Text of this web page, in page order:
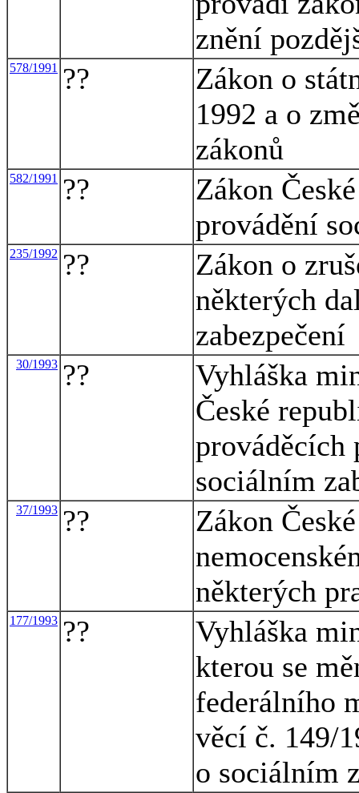
znění
578/1991 ??
Zákon o
1992 a o
zákonů
582/1991 ??
Zákon
provádění
235/1992 ??
Zákon o
některých
zabezpečení
30/1993 ??
Vyhláška
České
prováděcích
sociálním
37/1993 ??
Zákon
některých
177/1993 ??
Vyhláška
kterou se
federálního
věcí č. 149/
o sociálním